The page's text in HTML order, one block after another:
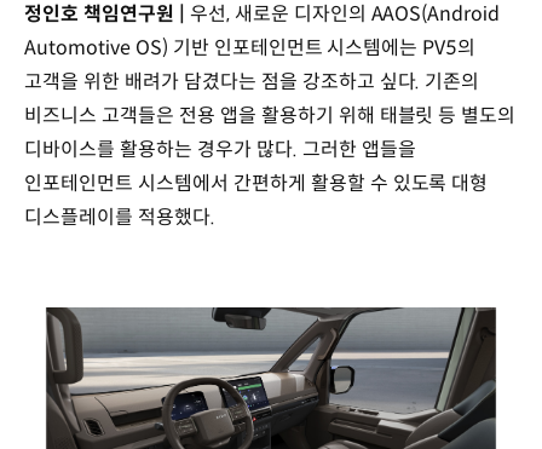
정인호 책임연구원 |
우선, 새로운 디자인의 AAOS(Android
Automotive OS) 기반 인포테인먼트 시스템에는 PV5의
고객을 위한 배려가 담겼다는 점을 강조하고 싶다. 기존의
비즈니스 고객들은 전용 앱을 활용하기 위해 태블릿 등 별도의
디바이스를 활용하는 경우가 많다. 그러한 앱들을
인포테인먼트 시스템에서 간편하게 활용할 수 있도록 대형
디스플레이를 적용했다.